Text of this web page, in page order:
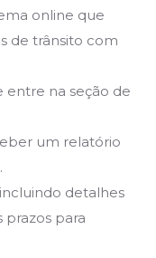
online que
de trânsito com
entre na seção de
um relatório
detalhes
prazos para